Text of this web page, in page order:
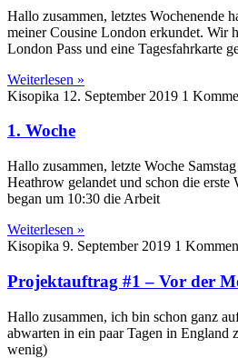
Hallo zusammen, letztes Wochenende
meiner Cousine London erkundet. Wir
London Pass und eine Tagesfahrkarte
Weiterlesen »
Kisopika 12. September 2019 1
1. Woche
Hallo zusammen, letzte Woche
Heathrow gelandet und schon die
began um 10:30 die Arbeit
Weiterlesen »
Kisopika 9. September 2019 1
Projektauftrag #1 – Vor der
Hallo zusammen, ich bin schon ganz
abwarten in ein paar Tagen in England
wenig)